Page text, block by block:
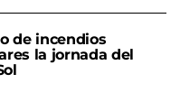
de incendios
la jornada del